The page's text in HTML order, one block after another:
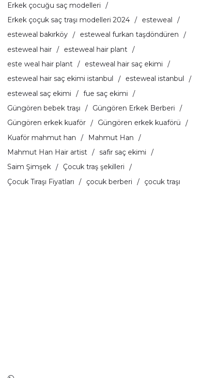
Erkek çocuğu saç modelleri
Erkek çoçuk saç traşı modelleri 2024
esteweal
esteweal bakırköy
esteweal furkan taşdöndüren
esteweal hair
esteweal hair plant
este weal hair plant
esteweal hair saç ekimi
esteweal hair saç ekimi istanbul
esteweal istanbul
esteweal saç ekimi
fue saç ekimi
Güngören bebek traşı
Güngören Erkek Berberi
Güngören erkek kuaför
Güngören erkek kuaförü
Kuaför mahmut han
Mahmut Han
Mahmut Han Hair artist
safir saç ekimi
Saim Şimşek
Çocuk traş şekilleri
Çocuk Tıraşı Fiyatları
çocuk berberi çocuk traşı